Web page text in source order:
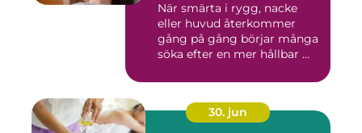
När smärta i rygg, nacke
eller huvud återkommer
gång på gång börjar många
söka efter en mer hållbar ...
30. jun